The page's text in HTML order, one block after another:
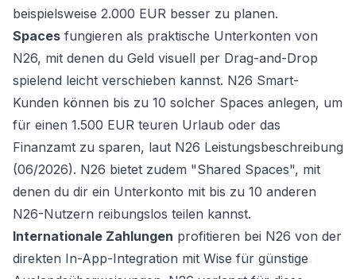
beispielsweise 2.000 EUR besser zu planen.
Spaces fungieren als praktische Unterkonten von
N26, mit denen du Geld visuell per Drag-and-Drop
spielend leicht verschieben kannst. N26 Smart-
Kunden können bis zu 10 solcher Spaces anlegen, um
für einen 1.500 EUR teuren Urlaub oder das
Finanzamt zu sparen, laut N26 Leistungsbeschreibung
(06/2026). N26 bietet zudem "Shared Spaces", mit
denen du dir ein Unterkonto mit bis zu 10 anderen
N26-Nutzern reibungslos teilen kannst.
Internationale Zahlungen profitieren bei N26 von der
direkten In-App-Integration mit Wise für günstige